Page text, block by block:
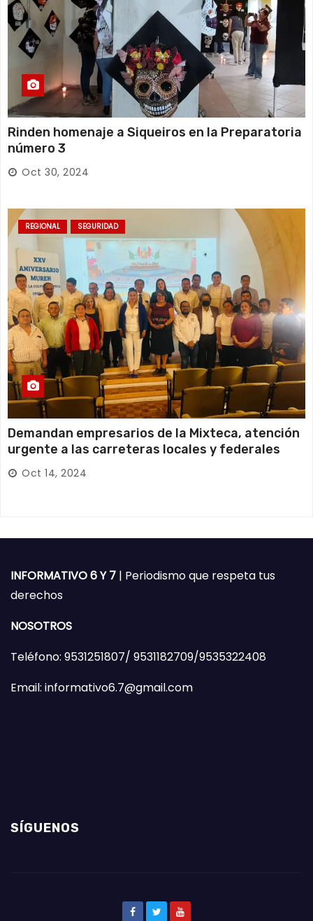
Rinden homenaje a Siqueiros en la Preparatoria
número 3
Oct 30, 2024
REGIONAL SEGURIDAD
Demandan empresarios de la Mixteca, atención
urgente a las carreteras locales y federales
Oct 14, 2024
INFORMATIVO 6 Y 7 | Periodismo que respeta tus
derechos
NOSOTROS
Teléfono: 9531251807/ 9531182709/9535322408
Email: informativo6.7@gmail.com
SÍGUENOS